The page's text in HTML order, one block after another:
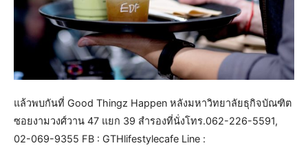
แล้วพบกันที่ Good Thingz Happen หลังมหาวิทยาลัยธุกิจบัณฑิต
ซอยงามวงศ์วาน 47 แยก 39 สำรองที่นั่งโทร.062-226-5591,
02-069-9355 FB : GTHlifestylecafe Line :